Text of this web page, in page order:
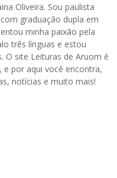
Oliveira. Sou paulista
graduação dupla em
minha paixão pela
três línguas e estou
O site Leituras de Aruom é
e por aqui você encontra,
notícias e muito mais!